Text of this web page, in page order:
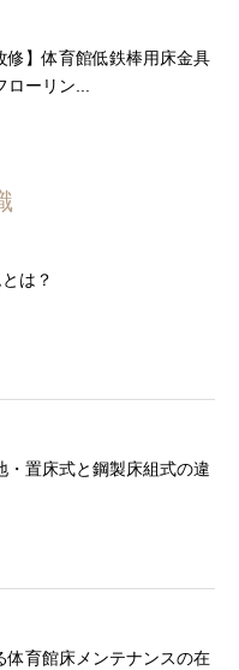
修】体育館低鉄棒用床金具
ローリン...
は？
・置床式と鋼製床組式の違
体育館床メンテナンスの在